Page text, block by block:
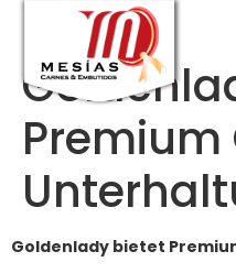
Premium
Goldenlady bietet